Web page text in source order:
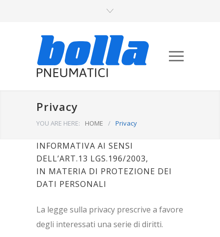
Privacy
YOU ARE HERE: HOME / Privacy
INFORMATIVA AI SENSI
DELL’ART.13 LGS.196/2003,
IN MATERIA DI PROTEZIONE DEI
DATI PERSONALI
La legge sulla privacy prescrive a favore
degli interessati una serie di diritti.